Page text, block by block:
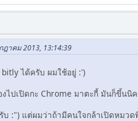
ฎาคม 2013, 13:14:39
bitly ได้ครับ ผมใช้อยู่ :')
งไปเปิดกะ Chrome มาตะกี้ มันก็ขึ้นนิ
:") แต่ผมว่าถ้ามีคนใจกล้าเปิดหมวด